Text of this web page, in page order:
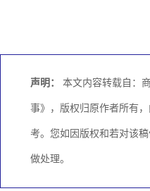
声明： 本文内容转载自：
事》，版权归原作者所有
考。您如因版权和若对该
做处理。